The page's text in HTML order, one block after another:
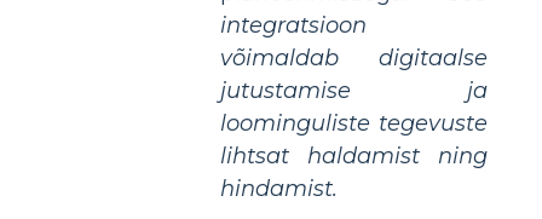
integratsioon
võimaldab digitaalse
jutustamise ja
loominguliste tegevuste
lihtsat haldamist ning
hindamist.